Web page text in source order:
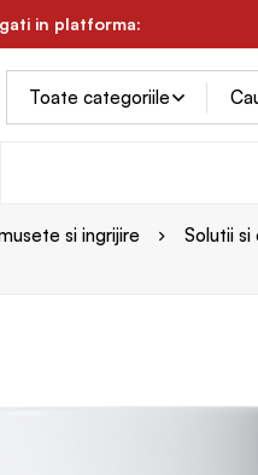
in platforma:
✌
si ingrijire Solutii si